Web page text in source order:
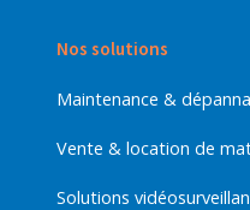
Nos solutions
Maintenance &
Vente & location de
Solutions